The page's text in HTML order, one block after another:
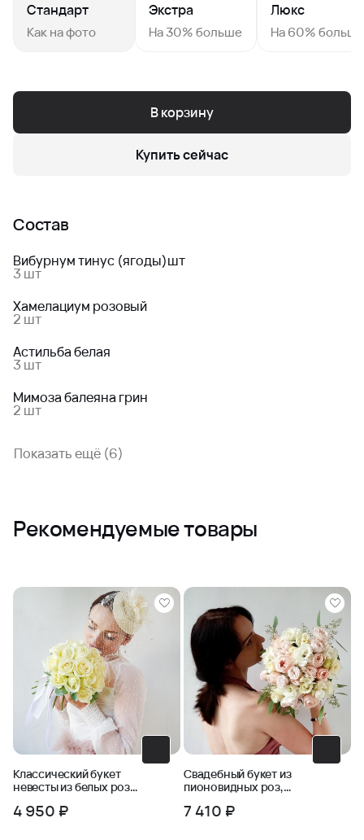
Стандарт
Как на фото
Экстра
На 30% больше
Люкс
На 60% больше
В корзину
Купить сейчас
Состав
Вибурнум тинус (ягоды)шт
3 шт
Хамелациум розовый
2 шт
Астильба белая
3 шт
Мимоза балеяна грин
2 шт
Показать ещё (6)
Рекомендуемые товары
Классический букет
невесты из белых роз
4 950 ₽
Свадебный букет из
пионовидных роз,
7 410 ₽